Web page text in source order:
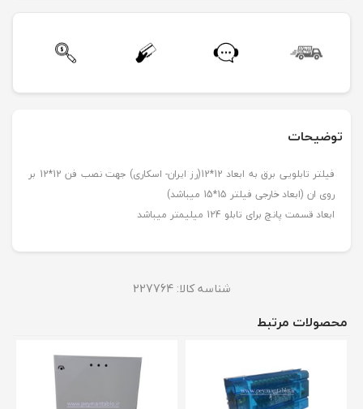
توضیحات
فیلتر تابلویی برق به ابعاد 12*12(رز ایران- اسکاری) جهت نصب فن 12*12 بر
روی ان (ابعاد خارجی فیلتر 15*15 میباشد)
ابعاد قسمت پانچ برای تابلو 124 میلیمتر میباشد
شناسه کالا: 227764
محصولات مرتبط